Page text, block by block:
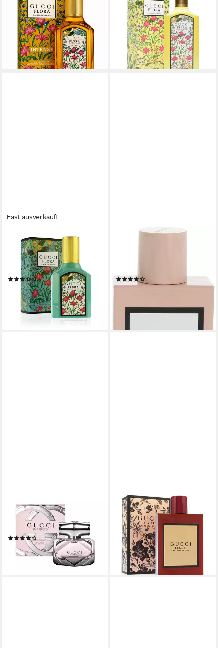
Gorgeous Orchid Intense,
frauenduft, Edp, Glasflakon
ab 139,90 €
(4.663,33 €/ 1 l)
lieferbar - in 9-11 Werktagen bei
Gorgeous Orchid, Damenduft
- Menge: 100 ml
119,90 €
(1.199,00 €/ 1 l)
lieferbar - in 3-4 Werktagen bei dir
Fast ausverkauft
GUCCI
Eau de Parfum Flora,
Glasflakon, Parfüm EDP,
Damenduft
(3)
ab 62,57 €
(208,57 €/ 100 ml)
lieferbar - in 2-3 Werktagen bei dir
-37%
lieferbar - in 5-6 Werktagen bei dir
Eau de Parfum Bamboo,
Glasflakon, Parfüm EDP,
Damenduft
(34)
ab 50,35 €
(1.007,00 €/ 1 l)
lieferbar - in 2-3 Werktagen bei dir
GUCCI
Eau de Parfum Bloom
Ambrosia Di Fiori Eau De
Parfum Spray
ab 61,20 €
(1.224,00 €/ 1 l)
lieferbar - in 2-3 Werktagen bei dir